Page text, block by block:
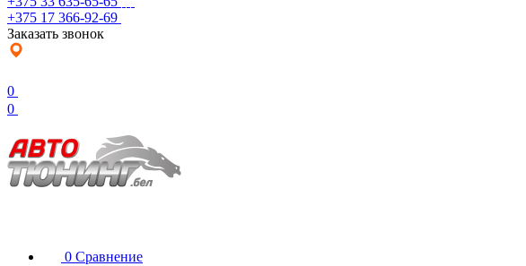
+375 17 366-92-69
Заказать звонок
0
0
0 Сравнение